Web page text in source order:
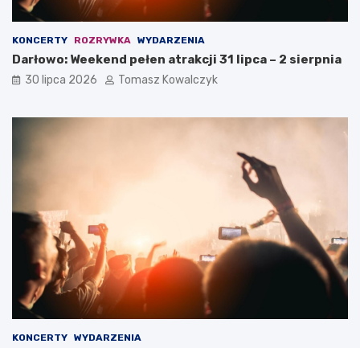
KONCERTY ROZRYWKA WYDARZENIA
Darłowo: Weekend pełen atrakcji 31 lipca – 2 sierpnia
30 lipca 2026 Tomasz Kowalczyk
KONCERTY WYDARZENIA